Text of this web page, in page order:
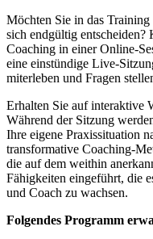
Möchten Sie in das
sich endgültig
Coaching in einer Online-
eine einstündige Live-
miterleben und Fragen
Erhalten Sie auf interaktive
Während der Sitzung
Ihre eigene Praxissituation
transformative Coaching-
die auf dem weithin
Fähigkeiten eingeführt, die
und Coach zu wachsen.
Folgendes Programm